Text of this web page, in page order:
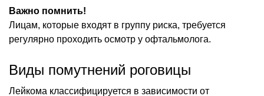
Важно помнить!
Лицам, которые входят в группу риска, требуется
регулярно проходить осмотр у офтальмолога.
Виды помутнений роговицы
Лейкома классифицируется в зависимости от